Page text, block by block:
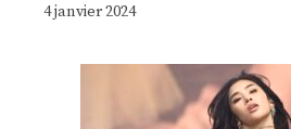
4 janvier 2024